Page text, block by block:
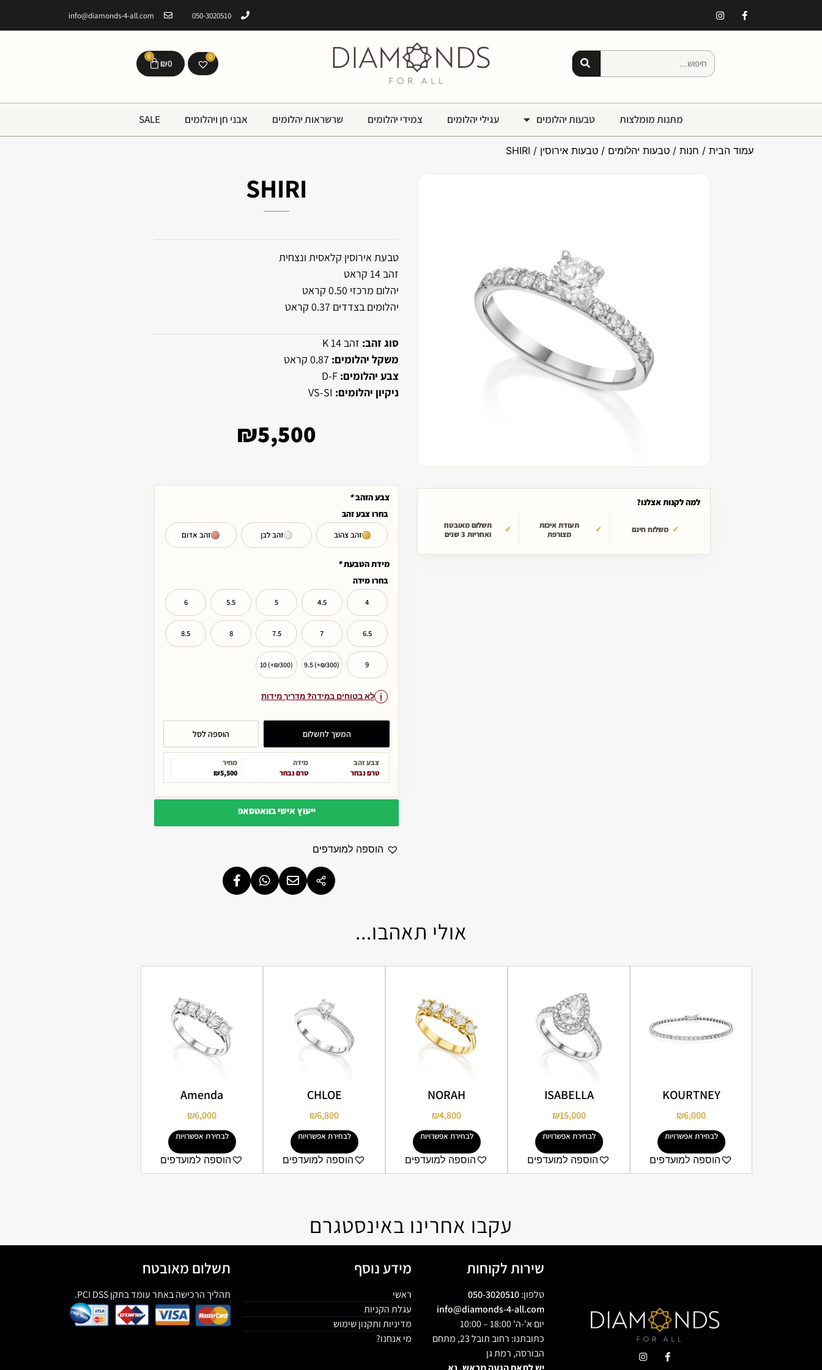
050-3020510
info@diamonds-4-all.com
0
₪0
0
מתנות מומלצות טבעות יהלומים עגילי יהלומים צמידי יהלומים שרשראות יהלומים אבני חן ויהלומים SALE
עמוד הבית / חנות / טבעות יהלומים / טבעות אירוסין / SHIRI
למה לקנות אצלנו?
משלוח חינם
תעודת איכות
מצורפת
תשלום מאובטח
ואחריות 3 שנים
SHIRI
טבעת אירוסין קלאסית ונצחית
זהב 14 קראט
יהלום מרכזי 0.50 קראט
יהלומים בצדדים 0.37 קראט
סוג זהב: זהב 14 K
משקל יהלומים: 0.87 קראט
צבע יהלומים: D-F
ניקיון יהלומים: VS-SI
₪5,500
צבע הזהב*
בחרו צבע זהב
זהב צהוב זהב לבן זהב אדום
מידת הטבעת*
בחרו מידה
4
4.5
5
5.5
6
6.5
7
7.5
8
8.5
9
9.5 (+₪300)
10 (+₪300)
לא בטוחים במידה? מדריך מידות
צבע זהב
טרם נבחר
מידה
טרם נבחר
מחיר
₪5,500
המשך לתשלום הוספה לסל
ייעוץ אישי בוואטסאפ
הוספה למועדפים
אולי תאהבו...
KOURTNEY
₪6,000
לבחירת אפשרויות
הוספה למועדפים
ISABELLA
₪15,000
לבחירת אפשרויות
הוספה למועדפים
NORAH
₪4,800
לבחירת אפשרויות
הוספה למועדפים
CHLOE
₪6,800
לבחירת אפשרויות
הוספה למועדפים
Amenda
₪6,000
לבחירת אפשרויות
הוספה למועדפים
עקבו אחרינו באינסטגרם
שירות לקוחות
טלפון:050-3020510
info@diamonds-4-all.com
יום א'-ה' 18:00 – 10:00
כתובתנו: רחוב תובל 23, מתחם
הבורסה, רמת גן
מידע נוסף
ראשי
עגלת הקניות
מדיניות ותקנון שימוש
מי אנחנו?
תשלום מאובטח
תהליך הרכישה באתר עומד בתקן PCI DSS.